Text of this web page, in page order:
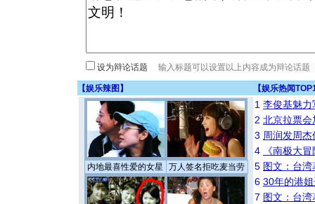
设为辩论话题
【娱乐辣图 】 【娱乐热闻
内地最喜性爱的女星 万人签名拒吃麦当劳
1 李俊基魅力
2 北京拉票
3 周润发周
4
《南极大
5 图文：台
6 30年的港
7 图文：台